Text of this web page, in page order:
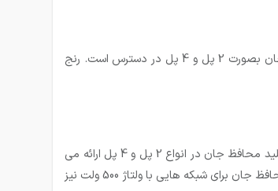
کلید محافظ جان یا کلید محافظ نشتی جریان RCCB تیپ AC قابلیت تشخیص جریانهای نشتی با شکل موج متناوب AC را دارند. این گروه از کلید محافظ جان بصورت 2 پل و 4 پل در دسترس است. رنج
کلید محافظ جان یا کلید محافظ نشتی جریان RCCB تیپ A قابلیت تشخیص جریان نشتی با شکل موج متناوب AC و مستقیم DC پالسی را دارند. این گروه کلید محافظ جان در انواع 2 پل و 4 پل ارائه می
گردند. رنج جریان نامی از 16 تا 80 آمپر و رنج جریان نشتی 0.5A , 0.3A , 0.1A , 0.03A , 0.01A بوده و ولتاژ کاری 200 تا 400 ولت است. مدل خاصی از این کلید محافظ جان برای شبکه هایی با ولتاژ 500 ولت نیز